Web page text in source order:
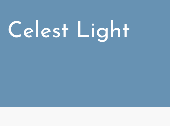
Celest Light